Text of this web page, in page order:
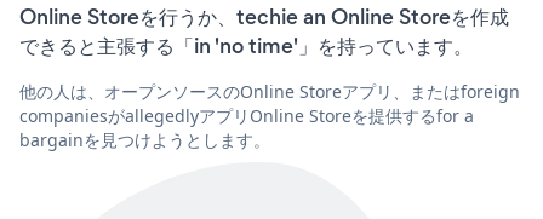
Online Storeを行うか、techie an Online Storeを作成
できると主張する「in 'no time'」を持っています。
他の人は、オープンソースのOnline Storeアプリ、またはforeign
companiesがallegedlyアプリOnline Storeを提供するfor a
bargainを見つけようとします。